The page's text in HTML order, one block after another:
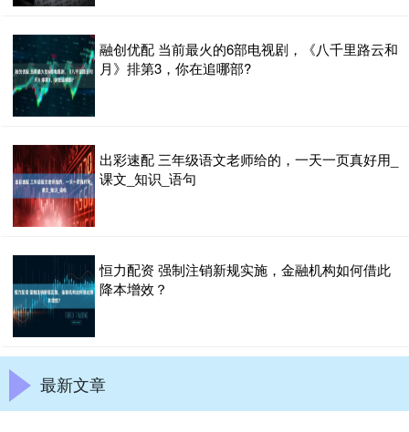
融创优配 当前最火的6部电视剧，《八千里路云和
月》排第3，你在追哪部?
出彩速配 三年级语文老师给的，一天一页真好用_
课文_知识_语句
恒力配资 强制注销新规实施，金融机构如何借此
降本增效？
最新文章